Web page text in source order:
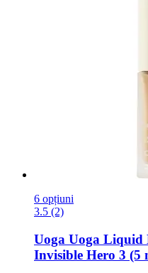
6 opțiuni
3.5 (2)
Uoga Uoga Liquid
Invisible Hero 3 (5